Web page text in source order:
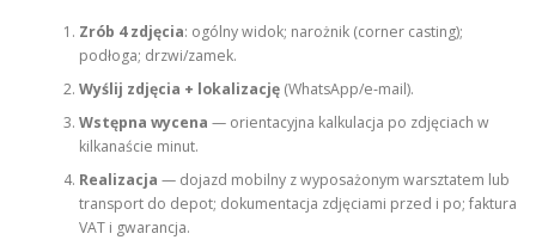
Zrób 4 zdjęcia: ogólny widok; narożnik (corner casting);
podłoga; drzwi/zamek.
Wyślij zdjęcia + lokalizację(WhatsApp/e‑mail).
Wstępna wycena — orientacyjna kalkulacja po zdjęciach w
kilkanaście minut.
Realizacja — dojazd mobilny z wyposażonym warsztatem lub
transport do depot; dokumentacja zdjęciami przed i po; faktura
VAT i gwarancja.